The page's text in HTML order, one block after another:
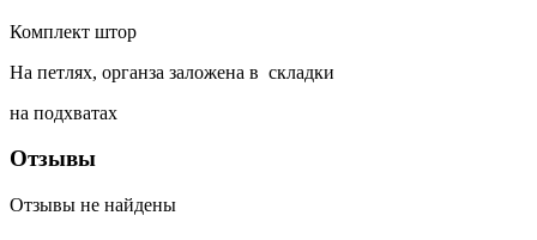
Комплект штор
На петлях, органза заложена в складки
на подхватах
Отзывы
Отзывы не найдены